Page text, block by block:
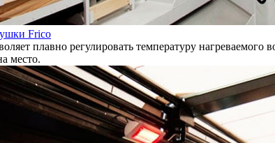
Frico
плавно регулировать температуру
место.